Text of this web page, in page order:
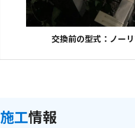
交換前の型式：ノー
施工情報